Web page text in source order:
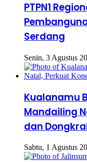
PTPN1
Serdang
Senin, 3 Agustus
Kualanamu
Mandailing
dan
Sabtu, 1 Agustus